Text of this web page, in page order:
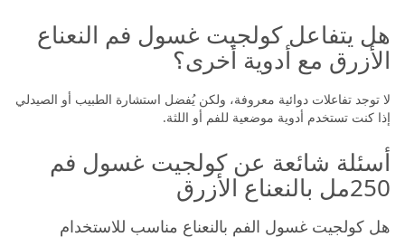
هل يتفاعل كولجيت غسول فم النعناع
الأزرق مع أدوية أخرى؟
لا توجد تفاعلات دوائية معروفة، ولكن يُفضل استشارة الطبيب أو الصيدلي
إذا كنت تستخدم أدوية موضعية للفم أو اللثة.
أسئلة شائعة عن كولجيت غسول فم
250مل بالنعناع الأزرق
هل كولجيت غسول الفم بالنعناع مناسب للاستخدام